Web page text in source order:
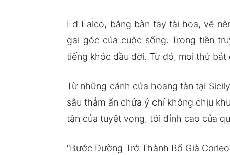
Ed Falco, bằng bàn tay tài hoa, vẽ
gai góc của cuộc sống. Trong tiền
tiếng khóc đầu đời. Từ đó, mọi thứ
Từ những cánh cửa hoang tàn tại
sâu thẳm ẩn chứa ý chí không chịu
tận của tuyệt vọng, tới đỉnh cao của
“Bước Đường Trở Thành Bố Già